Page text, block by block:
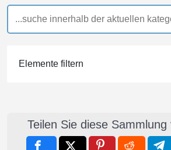
Elemente filtern
Teilen Sie diese Sammlung